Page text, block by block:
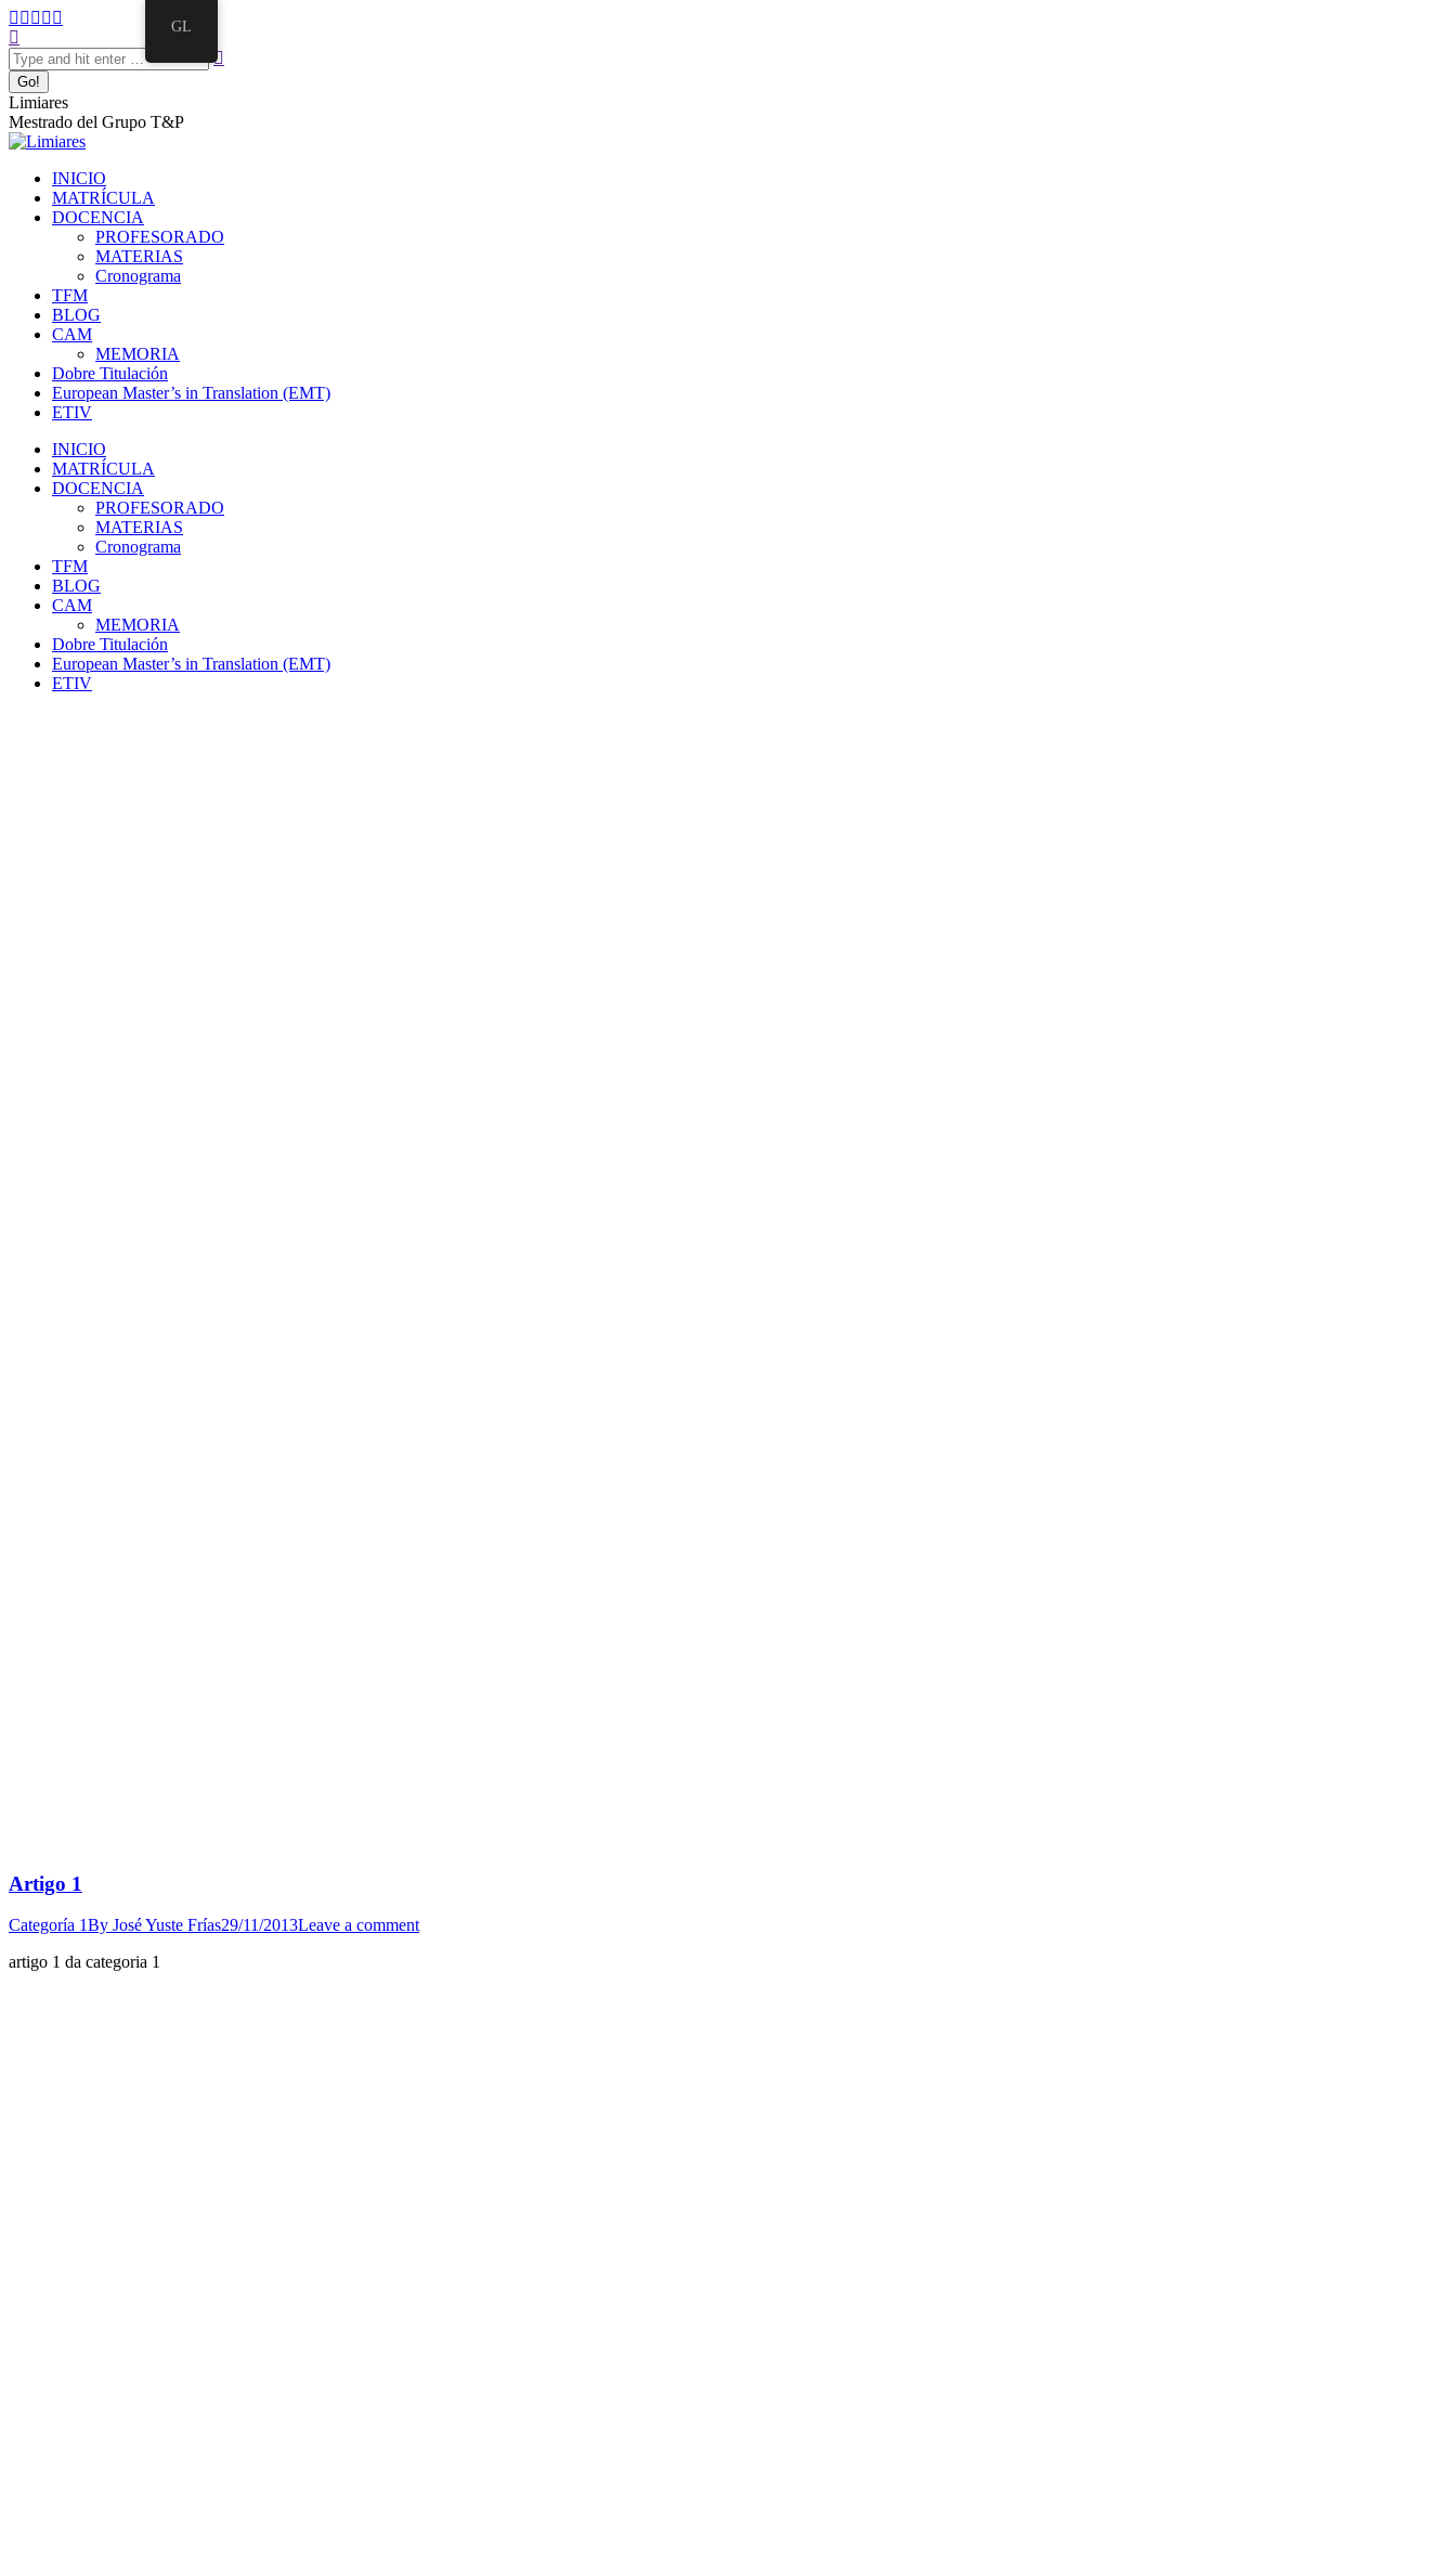
Limiares
Mestrado del Grupo T&P
INICIO
MATRÍCULA
DOCENCIA
PROFESORADO
MATERIAS
Cronograma
TFM
BLOG
CAM
MEMORIA
Dobre Titulación
European Master’s in Translation (EMT)
ETIV
INICIO
MATRÍCULA
DOCENCIA
PROFESORADO
MATERIAS
Cronograma
TFM
BLOG
CAM
MEMORIA
Dobre Titulación
European Master’s in Translation (EMT)
ETIV
Artigo 1
Categoría 1By José Yuste Frías29/11/2013Leave a comment
artigo 1 da categoria 1
GL